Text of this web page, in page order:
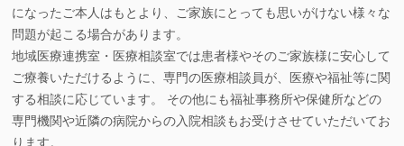
になったご本人はもとより、ご家族にとっても思いがけない様々な
問題が起こる場合があります。
地域医療連携室・医療相談室では患者様やそのご家族様に安心して
ご療養いただけるように、専門の医療相談員が、医療や福祉等に関
する相談に応じています。 その他にも福祉事務所や保健所などの
専門機関や近隣の病院からの入院相談もお受けさせていただいてお
ります。